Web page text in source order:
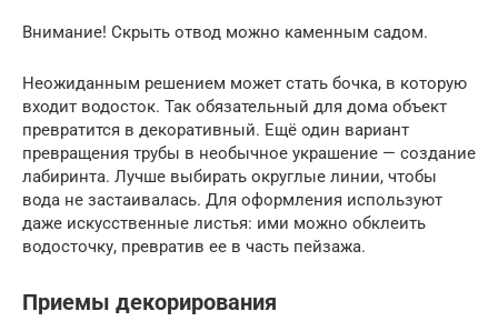
Внимание! Скрыть отвод можно каменным садом.
Неожиданным решением может стать бочка, в которую
входит водосток. Так обязательный для дома объект
превратится в декоративный. Ещё один вариант
превращения трубы в необычное украшение — создание
лабиринта. Лучше выбирать округлые линии, чтобы
вода не застаивалась. Для оформления используют
даже искусственные листья: ими можно обклеить
водосточку, превратив ее в часть пейзажа.
Приемы декорирования